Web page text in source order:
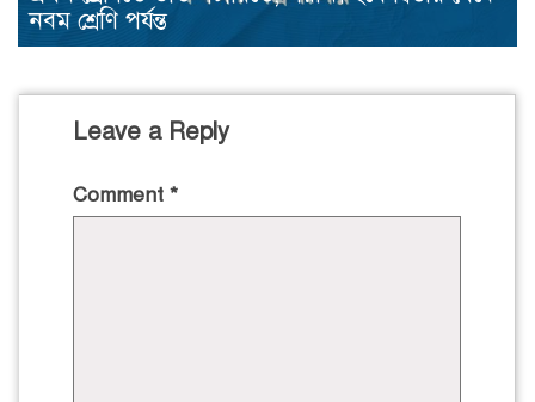
নবম শ্রেণি পর্যন্ত
Leave a Reply
Comment *